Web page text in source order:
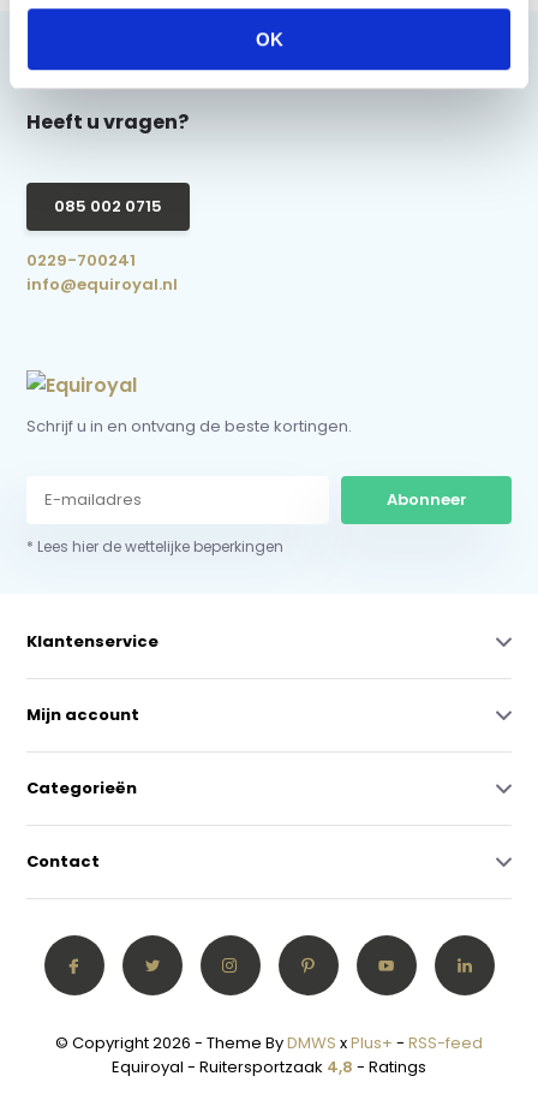
OK
Heeft u vragen?
085 002 0715
0229-700241
info@equiroyal.nl
Schrijf u in en ontvang de beste kortingen.
Abonneer
* Lees hier de wettelijke beperkingen
Klantenservice
Mijn account
Categorieën
Contact
© Copyright 2026 - Theme ByDMWS xPlus+ - RSS-feed
Equiroyal - Ruitersportzaak 4,8 - Ratings